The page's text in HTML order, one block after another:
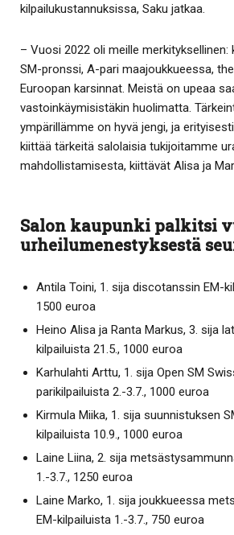
kilpailukustannuksissa, Saku jatkaa.
– Vuosi 2022 oli meille merkityksellinen:
SM-pronssi, A-pari maajoukkueessa,
Euroopan karsinnat. Meistä on upeaa
vastoinkäymisistäkin huolimatta.
ympärillämme on hyvä jengi, ja
kiittää tärkeitä salolaisia tukijoitamme
mahdollistamisesta, kiittävät Alisa ja
Salon kaupunki palkitsi
urheilumenestyksestä
Antila Toini, 1. sija discotanssin EM-
1500 euroa
Heino Alisa ja Ranta Markus, 3. sija
kilpailuista 21.5., 1000 euroa
Karhulahti Arttu, 1. sija Open SM
parikilpailuista 2.-3.7., 1000 euroa
Kirmula Miika, 1. sija suunnistuksen
kilpailuista 10.9., 1000 euroa
Laine Liina, 2. sija
1.-3.7., 1250 euroa
Laine Marko, 1. sija joukkueessa
EM-kilpailuista 1.-3.7., 750 euroa